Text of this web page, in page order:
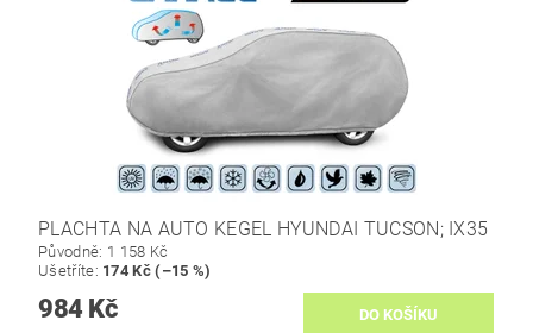
PLACHTA NA AUTO KEGEL HYUNDAI TUCSON; IX35
Původně: 1 158 Kč
Ušetříte: 174 Kč (–15 %)
984 Kč